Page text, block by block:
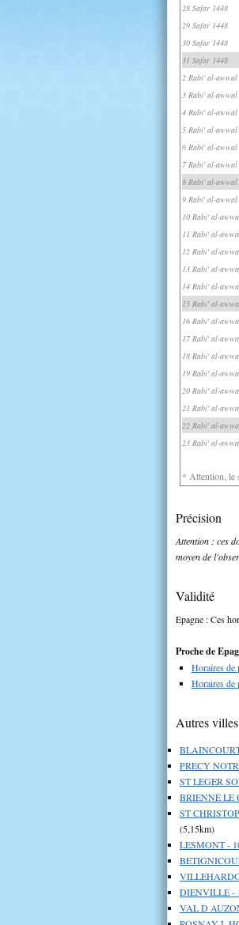
28 Safar 1448
29 Safar 1448
30 Safar 1448
31 Safar 1448
2 Rabi' al-awwal
3 Rabi' al-awwal
4 Rabi' al-awwal
5 Rabi' al-awwal
6 Rabi' al-awwal
7 Rabi' al-awwal
8 Rabi' al-awwal
9 Rabi' al-awwal
10 Rabi' al-
11 Rabi' al-
12 Rabi' al-
13 Rabi' al-
14 Rabi' al-
15 Rabi' al-
16 Rabi' al-
17 Rabi' al-
18 Rabi' al-
19 Rabi' al-
20 Rabi' al-
21 Rabi' al-
22 Rabi' al-
23 Rabi' al-
* Attention, le
Précision
Attention : ces
moyen de
Validité
Epagne : Ces
Proche de
Horaires de
Horaires de
Autres villes
PRECY
ST LEGER
BRIENNE LE
ST
(5,15km)
LESMONT -
DIENVILLE -
VAL D